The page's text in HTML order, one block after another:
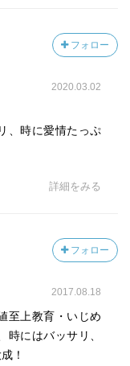
フォロー
2020.03.02
、時に愛情たっぷ
詳細をみる
フォロー
2017.08.18
至上教育・いじめ
時にはバッサリ、
！